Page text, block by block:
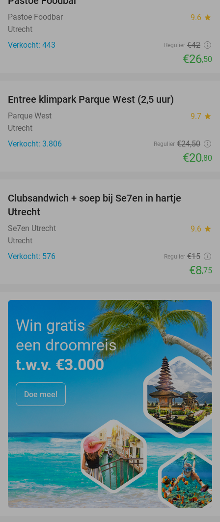
Pastoe Foodbar 9.6 star
Utrecht
Verkocht: 443
Regulier €42
€26,50
Entree klimpark Parque West (2,5 uur)
Parque West 9.7 star
Utrecht
Verkocht: 3.806
Regulier €24,50
€20,80
Clubsandwich + soep bij Se7en in hartje
Utrecht
Se7en Utrecht 9.6 star
Utrecht
Verkocht: 576
Regulier €15
€8,75
Win gratis
een droomreis
t.w.v. €3.000
Doe mee!